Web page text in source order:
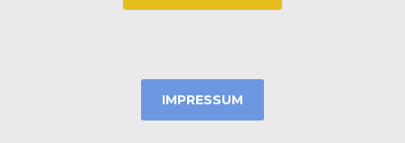
IMPRESSUM